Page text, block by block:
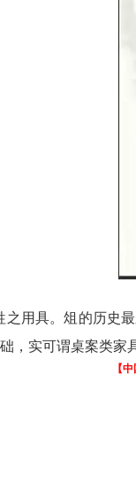
具。俎的历史最
，实可谓桌案类家
【